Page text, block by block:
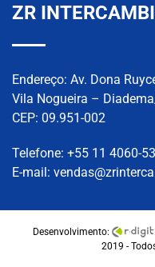
ZR
Endereço: Av. Dona
Vila Nogueira –
CEP: 09.951-002
Telefone: +55 11 4060-
E-mail:
Desenvolvimento:
2019 -